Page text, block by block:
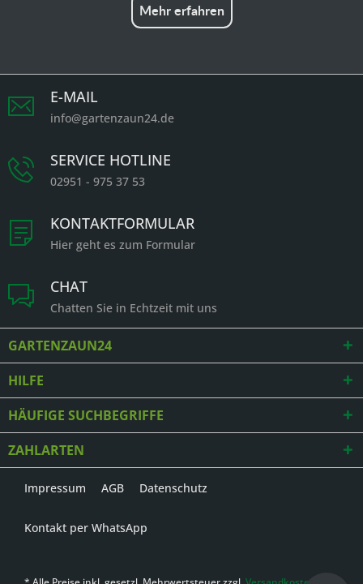
Mehr erfahren
E-MAIL
info@gartenzaun24.de
SERVICE HOTLINE
02951 - 975 37 53
KONTAKTFORMULAR
Hier geht es zum Formular
CHAT
Chatten Sie in Echtzeit mit uns
GARTENZAUN24
HILFE
HÄUFIGE SUCHBEGRIFFE
ZAHLARTEN
Impressum AGB Datenschutz
Kontakt per WhatsApp